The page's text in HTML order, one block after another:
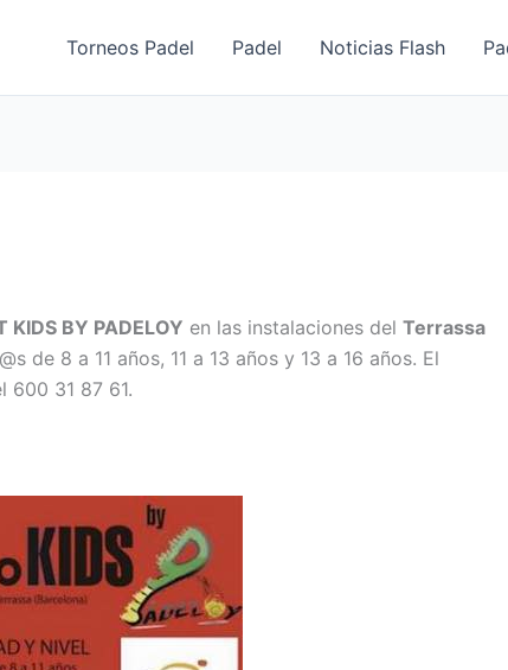
Torneos Padel Padel Noticias Flash
KIDS BY PADELOY en las instalaciones del Terrassa
de 8 a 11 años, 11 a 13 años y 13 a 16 años. El
600 31 87 61.